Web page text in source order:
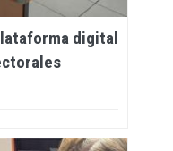
digital